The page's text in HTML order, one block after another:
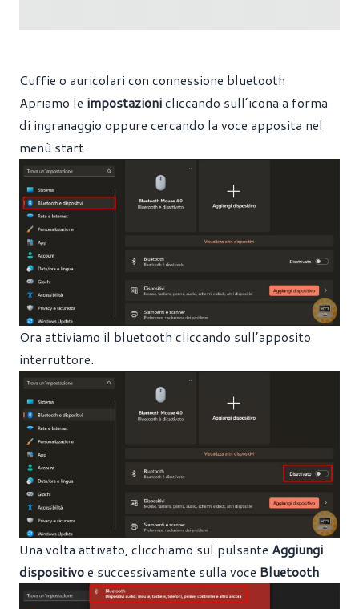
Cuffie o auricolari con connessione bluetooth
Apriamo le impostazionicliccando sull’icona a forma
di ingranaggio oppure cercando la voce apposita nel
menù start.
Ora attiviamo il bluetooth cliccando sull’apposito
interruttore.
Una volta attivato, clicchiamo sul pulsante Aggiungi
dispositivoe successivamente sulla voce Bluetooth